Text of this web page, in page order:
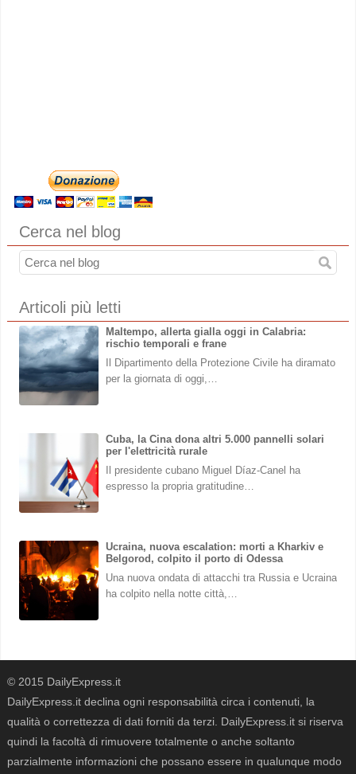
Cerca nel blog
Articoli più letti
Maltempo, allerta gialla oggi in Calabria:
rischio temporali e frane
Il Dipartimento della Protezione Civile ha diramato
per la giornata di oggi,…
Cuba, la Cina dona altri 5.000 pannelli solari
per l'elettricità rurale
Il presidente cubano Miguel Díaz-Canel ha
espresso la propria gratitudine…
Ucraina, nuova escalation: morti a Kharkiv e
Belgorod, colpito il porto di Odessa
Una nuova ondata di attacchi tra Russia e Ucraina
ha colpito nella notte città,…
© 2015 DailyExpress.it
DailyExpress.it declina ogni responsabilità circa i contenuti, la
qualità o correttezza di dati forniti da terzi. DailyExpress.it si riserva
quindi la facoltà di rimuovere totalmente o anche soltanto
parzialmente informazioni che possano essere in qualunque modo